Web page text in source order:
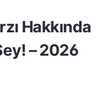
Hakkında
– 2026